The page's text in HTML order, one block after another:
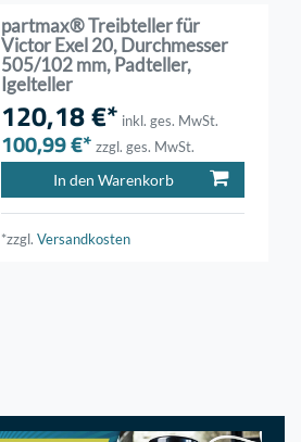
partmax® Treibteller für
Victor Exel 20, Durchmesser
505/102 mm, Padteller,
Igelteller
120,18 €* inkl. ges. MwSt.
100,99 €* zzgl. ges. MwSt.
In den Warenkorb
*zzgl.Versandkosten